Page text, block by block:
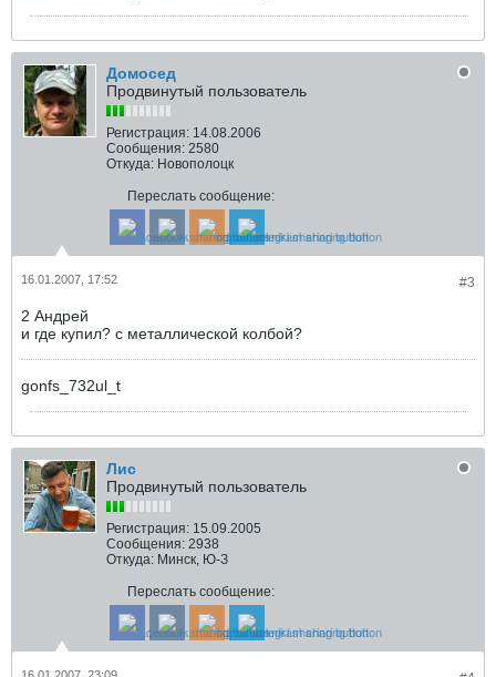
Домосед
Продвинутый пользователь
Регистрация: 14.08.2006
Сообщения: 2580
Откуда: Новополоцк
Переслать сообщение:
#3
16.01.2007, 17:52
2 Андрей
и где купил? с металлической колбой?
gonfs_732ul_t
Лис
Продвинутый пользователь
Регистрация: 15.09.2005
Сообщения: 2938
Откуда: Минск, Ю-З
Переслать сообщение: